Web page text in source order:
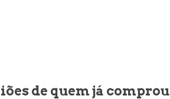
de quem já comprou